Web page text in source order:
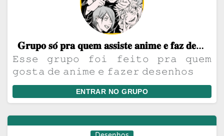
𝐆𝐫𝐮𝐩𝐨 𝐬𝐨́ 𝐩𝐫𝐚 𝐪𝐮𝐞𝐦 𝐚𝐬𝐬𝐢𝐬𝐭𝐞 𝐚𝐧𝐢𝐦𝐞 𝐞 𝐟𝐚𝐳 𝐝𝐞𝐬𝐞𝐧𝐡𝐨
𝙴𝚜𝚜𝚎 𝚐𝚛𝚞𝚙𝚘 𝚏𝚘𝚒 𝚏𝚎𝚒𝚝𝚘 𝚙𝚛𝚊 𝚚𝚞𝚎𝚖
𝚐𝚘𝚜𝚝𝚊 𝚍𝚎 𝚊𝚗𝚒𝚖𝚎 𝚎 𝚏𝚊𝚣𝚎𝚛 𝚍𝚎𝚜𝚎𝚗𝚑𝚘𝚜
ENTRAR NO GRUPO